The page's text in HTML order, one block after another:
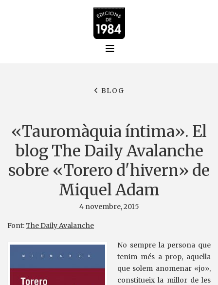
BLOG
«Tauromàquia íntima». El
blog The Daily Avalanche
sobre «Torero d'hivern» de
Miquel Adam
4 novembre, 2015
Font:The Daily Avalanche
No sempre la persona que
tenim més a prop, aquella
que solem anomenar «jo»,
constitueix la millor de les